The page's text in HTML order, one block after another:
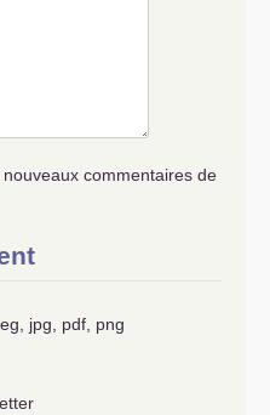
commentaires de
jpg, pdf, png